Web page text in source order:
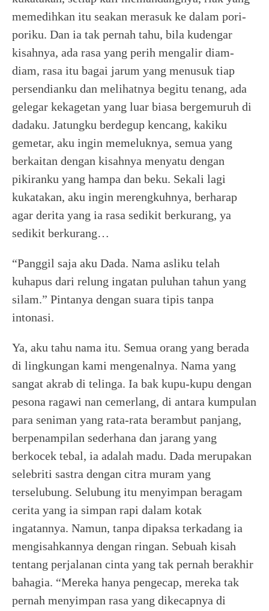
memedihkan itu seakan merasuk ke dalam pori-
poriku. Dan ia tak pernah tahu, bila kudengar
kisahnya, ada rasa yang perih mengalir diam-
diam, rasa itu bagai jarum yang menusuk tiap
persendianku dan melihatnya begitu tenang, ada
gelegar kekagetan yang luar biasa bergemuruh di
dadaku. Jatungku berdegup kencang, kakiku
gemetar, aku ingin memeluknya, semua yang
berkaitan dengan kisahnya menyatu dengan
pikiranku yang hampa dan beku. Sekali lagi
kukatakan, aku ingin merengkuhnya, berharap
agar derita yang ia rasa sedikit berkurang, ya
sedikit berkurang…
“Panggil saja aku Dada. Nama asliku telah
kuhapus dari relung ingatan puluhan tahun yang
silam.” Pintanya dengan suara tipis tanpa
intonasi.
Ya, aku tahu nama itu. Semua orang yang berada
di lingkungan kami mengenalnya. Nama yang
sangat akrab di telinga. Ia bak kupu-kupu dengan
pesona ragawi nan cemerlang, di antara kumpulan
para seniman yang rata-rata berambut panjang,
berpenampilan sederhana dan jarang yang
berkocek tebal, ia adalah madu. Dada merupakan
selebriti sastra dengan citra muram yang
terselubung. Selubung itu menyimpan beragam
cerita yang ia simpan rapi dalam kotak
ingatannya. Namun, tanpa dipaksa terkadang ia
mengisahkannya dengan ringan. Sebuah kisah
tentang perjalanan cinta yang tak pernah berakhir
bahagia. “Mereka hanya pengecap, mereka tak
pernah menyimpan rasa yang dikecapnya di